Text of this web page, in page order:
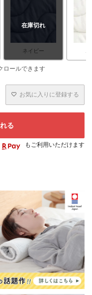
ネイビー
在庫切れ
お気に入りに登録する
る
もご利用いただけます